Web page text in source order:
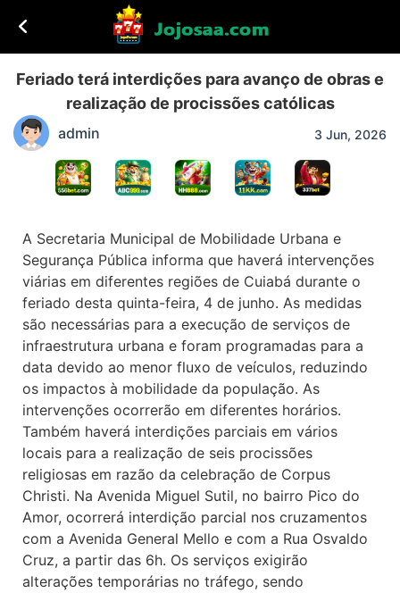
Feriado terá interdições para avanço de obras e
realização de procissões católicas
admin 3 Jun, 2026
A Secretaria Municipal de Mobilidade Urbana e
Segurança Pública informa que haverá intervenções
viárias em diferentes regiões de Cuiabá durante o
feriado desta quinta-feira, 4 de junho. As medidas
são necessárias para a execução de serviços de
infraestrutura urbana e foram programadas para a
data devido ao menor fluxo de veículos, reduzindo
os impactos à mobilidade da população. As
intervenções ocorrerão em diferentes horários.
Também haverá interdições parciais em vários
locais para a realização de seis procissões
religiosas em razão da celebração de Corpus
Christi. Na Avenida Miguel Sutil, no bairro Pico do
Amor, ocorrerá interdição parcial nos cruzamentos
com a Avenida General Mello e com a Rua Osvaldo
Cruz, a partir das 6h. Os serviços exigirão
alterações temporárias no tráfego, sendo